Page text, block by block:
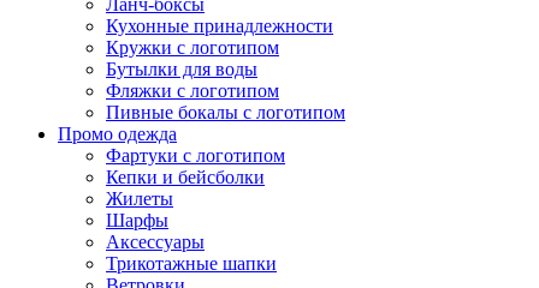
Кухонные принадлежности
Кружки с логотипом
Бутылки для воды
Фляжки с логотипом
Пивные бокалы с логотипом
Промо одежда
Фартуки с логотипом
Кепки и бейсболки
Жилеты
Шарфы
Аксессуары
Трикотажные шапки